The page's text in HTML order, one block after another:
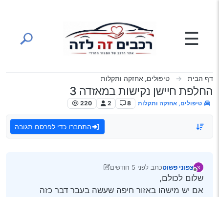
☰
דף הבית טיפולים, אחזקה ותקלות
החלפת חיישן נקישות במאזדה 3
טיפולים, אחזקה ותקלות 8
2
220
התחברו כדי לפרסם תגובה
צ
מנותק
צפוני פשוטכתב לפני 5 חודשים
נערך לאחרונה על ידי צפוני פשוט
שלום לכולם,
אם יש מישהו באזור חיפה שעשה בעבר דבר כזה